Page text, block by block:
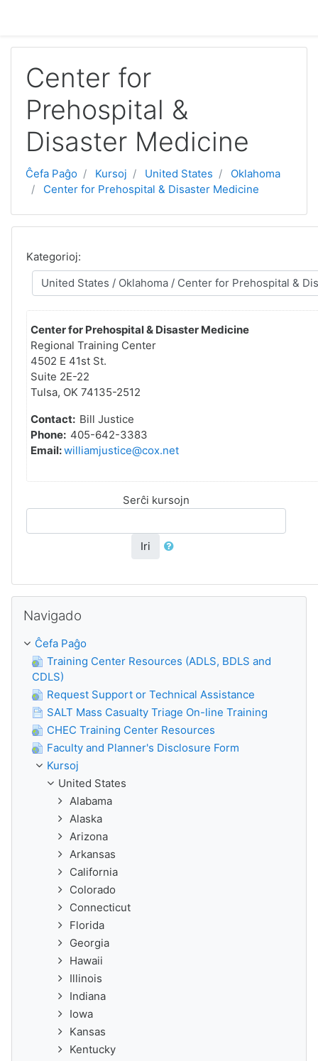
Center for
Prehospital &
Disaster Medicine
Ĉefa Paĝo Kursoj United States
Oklahoma
Center for Prehospital & Disaster Medicine
Kategorioj:
Center for Prehospital & Disaster Medicine
Regional Training Center
4502 E 41st St.
Suite 2E-22
Tulsa, OK 74135-2512
Contact: Bill Justice
Phone: 405-642-3383
Email:williamjustice@cox.net
Serĉi kursojn
Iri
Navigado
Ĉefa Paĝo
Training Center Resources (ADLS, BDLS and
CDLS)
Request Support or Technical Assistance
SALT Mass Casualty Triage On-line Training
CHEC Training Center Resources
Faculty and Planner's Disclosure Form
Kursoj
United States
Alabama
Alaska
Arizona
Arkansas
California
Colorado
Connecticut
Florida
Georgia
Hawaii
Illinois
Indiana
Iowa
Kansas
Kentucky